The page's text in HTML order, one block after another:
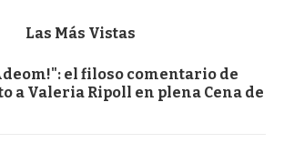
Las Más Vistas
el filoso comentario de
a Valeria Ripoll en plena Cena de